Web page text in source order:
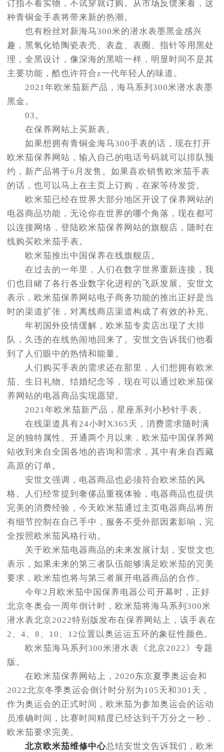
订指不看实物，不试穿就订购。从市场反馈来看，这
种青铜金手表将带来新的热潮。
也有粉丝对新海马300米的潜水表墨黑金感兴
趣，黑氧化锆陶瓷表壳、表盘、表圈、指针等用黑处
理，全黑设计，像深海的黑暗一样，明显时间不是其
主要功能，酷也许符合z一代年轻人的味道。
2021年欧米茄新产品，海马系列300米潜水表墨
黑金。
03。
在保养网站上买新表。
如果想拥有青铜金海马300手表的话，现在打开
欧米茄保养网站，输入自己的电话号码就可以排队预
约，新产品将于6月发售。如果喜欢销售欧米茄手表
的话，也可以马上在主页上订购，在家等待发货。
欧米茄已经在世界大部分地区开设了保养网站的
电器商品功能，无论你在世界的哪个角落，现在都可
以连接网络，登陆欧米茄保养网站的旗舰店，随时在
线购买欧米茄手表。
欧米茄推出中国保养在线旗舰店。
在过去的一年里，人们在数字世界重新连接，我
们也目睹了各行各业数字化进程的飞跃发展。安世文
表示，欧米茄保养网站电子商务功能的推出正好是当
时的渠道扩张，对离线商店渠道构成了有效的补充。
年初国外疫情缓解，欧米茄专卖店出现了大排
队，久违的在线热闹地回来了。安世文告诉我们他看
到了人们眼中的热情和能量。
人们购买手表的需求还在那里，人们想拥有欧米
茄、生日礼物、结婚纪念等，现在可以通过欧米茄保
养网站的电器商品实现愿望。
2021年欧米茄新产品，星座系列小秒针手表。
在线渠道具有24小时X365天，消费需求随时满
足的独特属性。开通两个月以来，欧米茄中国保养网
站收到来自全国各地的咨询和需求，其中有来自西藏
高原的订单。
安世文强调，电器商品也必须符合欧米茄的风
格。人们经常提到奢侈品重视体验，电器商品也提供
完美的消费经验，今天欧米茄通过主页电器商品将所
有细节控制在自己手中，服务不受外部因素影响，完
全按照欧米茄风格行动。
关于欧米茄电器商品的未来发展计划，安世文也
表示，如果未来的第三者队伍能够满足欧米茄的完美
要求，欧米茄也将与第三者展开电器商品的合作。
今年2月欧米茄中国保养电器公司开幕时，正好
北京冬奥会一周年倒计时，欧米茄将海马系列300米
潜水表北京2022特别版发布在保养网站上，该手表在
2、4、8、10、12位置以奥运运五环的象征性颜色。
欧米茄海马系列300米潜水表《北京2022》专题
版。
在欧米茄保养网站上，2020东京夏季奥运会和
2022北京冬季奥运会倒计时分别为105天和301天，
作为奥运会的正式时间，欧米茄为参加奥运会的运动
员准确时间，比赛时间精度已经达到千万分之一秒，
欧米茄要求完美。
北京欧米茄维修中心总结安世文告诉我们，欧米